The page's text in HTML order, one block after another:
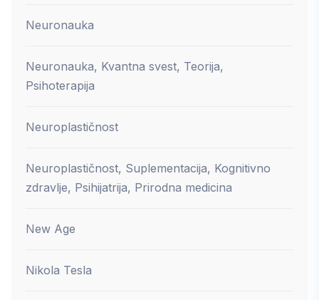
Neuronauka
Neuronauka, Kvantna svest, Teorija,
Psihoterapija
Neuroplastičnost
Neuroplastičnost, Suplementacija, Kognitivno
zdravlje, Psihijatrija, Prirodna medicina
New Age
Nikola Tesla